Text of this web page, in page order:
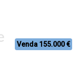
Venda 155.000 €